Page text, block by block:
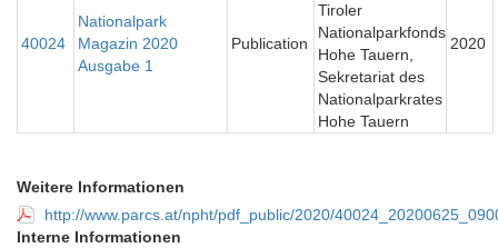
40024
Nationalpark
Magazin 2020
Ausgabe 1
Publication
Tiroler
Nationalparkfonds
Hohe Tauern,
Sekretariat des
Nationalparkrates
Hohe Tauern
2020
Weitere Informationen
http://www.parcs.at/npht/pdf_public/2020/
Interne Informationen